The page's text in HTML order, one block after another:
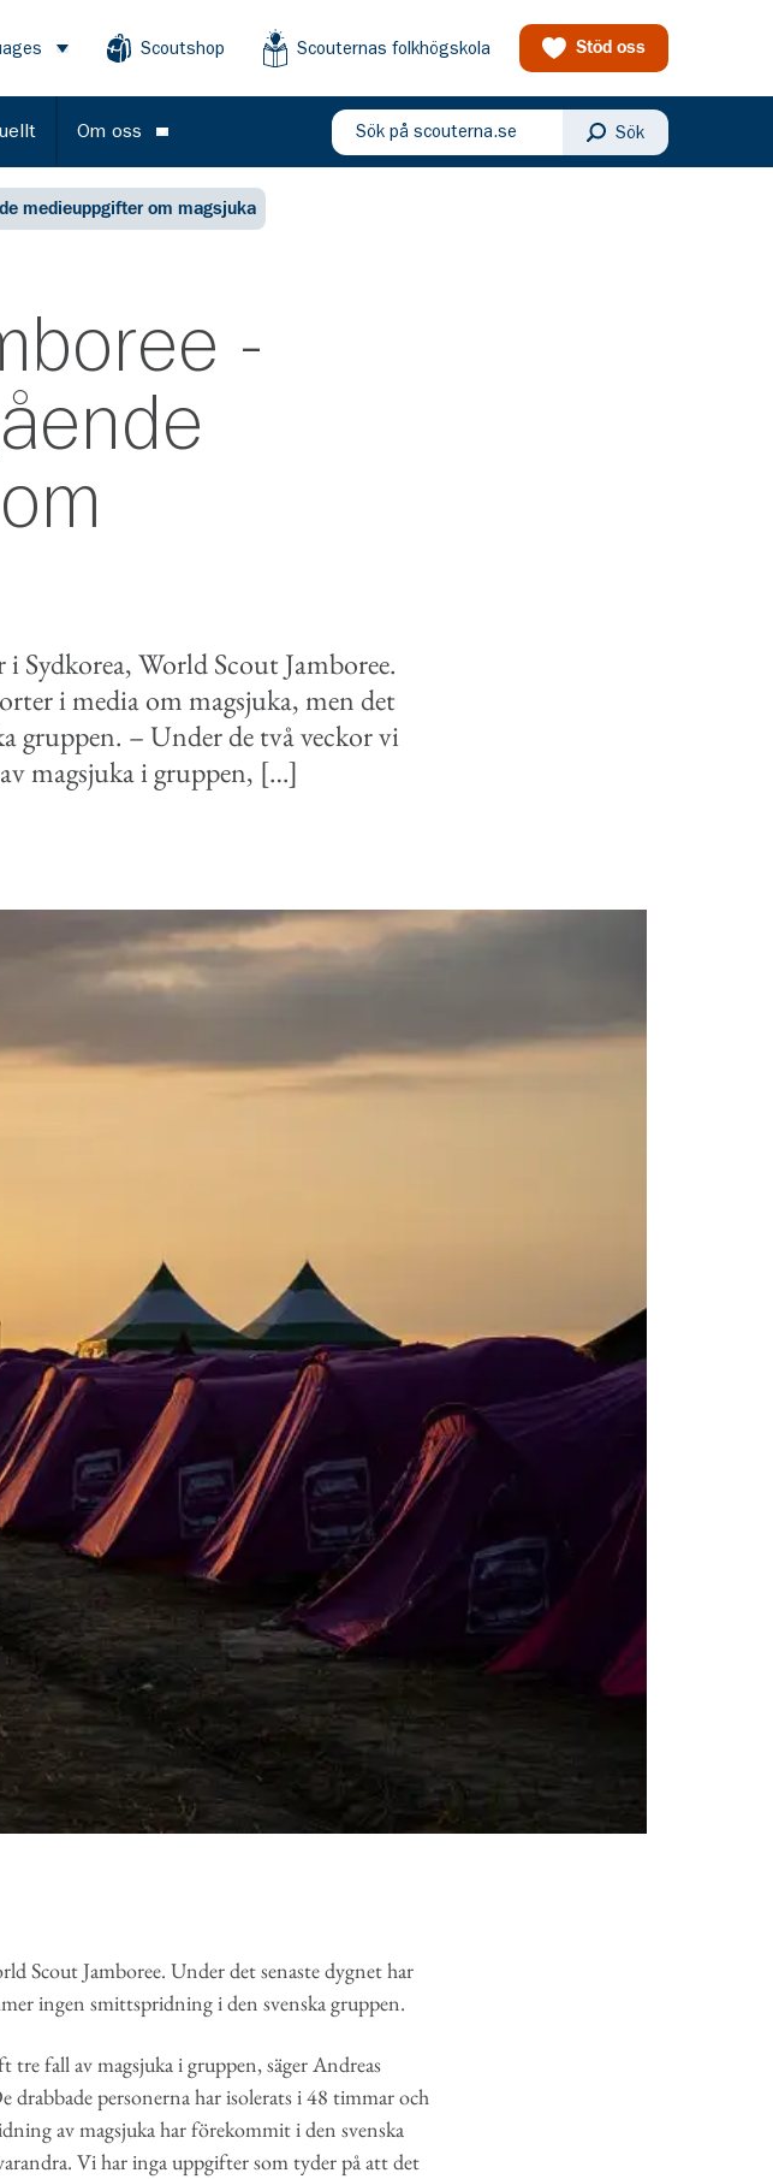
Öppna menyScoutshop Scouternas folkhögskola Stöd oss
Om oss Öppna meny
Sök på scouterna.se Sök
medieuppgifter om magsjuka
-
Sydkorea, World Scout Jamboree.
i media om magsjuka, men det
gruppen. – Under de två veckor vi
magsjuka i gruppen, […]
Scout Jamboree. Under det senaste dygnet har
ingen smittspridning i den svenska gruppen.
fall av magsjuka i gruppen, säger Andreas
drabbade personerna har isolerats i 48 timmar och
av magsjuka har förekommit i den svenska
Vi har inga uppgifter som tyder på att det